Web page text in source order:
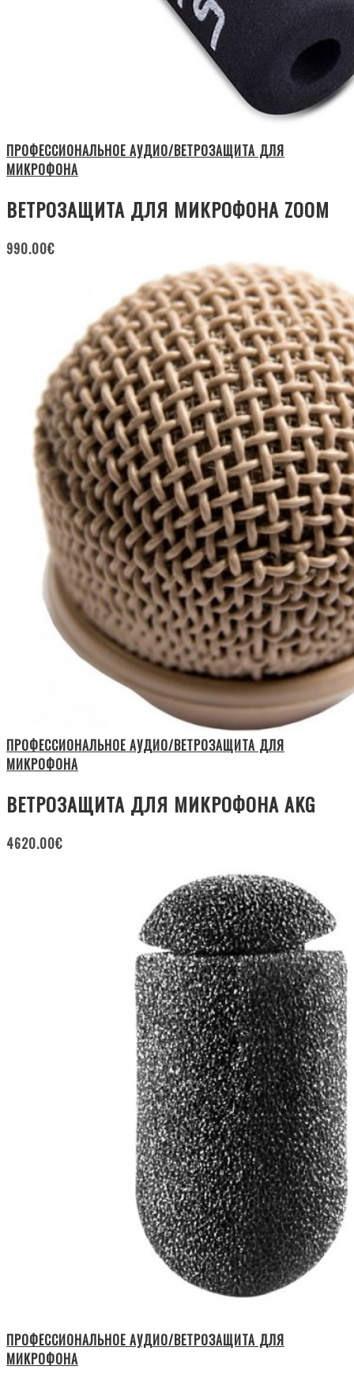
ПРОФЕССИОНАЛЬНОЕ АУДИО/ВЕТРОЗАЩИТА ДЛЯ
МИКРОФОНА
ВЕТРОЗАЩИТА ДЛЯ МИКРОФОНА ZOOM
990.00€
ПРОФЕССИОНАЛЬНОЕ АУДИО/ВЕТРОЗАЩИТА ДЛЯ
МИКРОФОНА
ВЕТРОЗАЩИТА ДЛЯ МИКРОФОНА AKG
4620.00€
ПРОФЕССИОНАЛЬНОЕ АУДИО/ВЕТРОЗАЩИТА ДЛЯ
МИКРОФОНА